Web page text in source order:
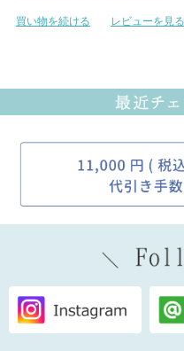
買い物を続ける
レビューを見